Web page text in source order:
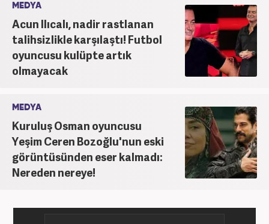
MEDYA
Acun Ilıcalı, nadir rastlanan
talihsizlikle karşılaştı! Futbol
oyuncusu kulüpte artık
olmayacak
MEDYA
Kuruluş Osman oyuncusu
Yeşim Ceren Bozoğlu'nun eski
görüntüsünden eser kalmadı:
Nereden nereye!